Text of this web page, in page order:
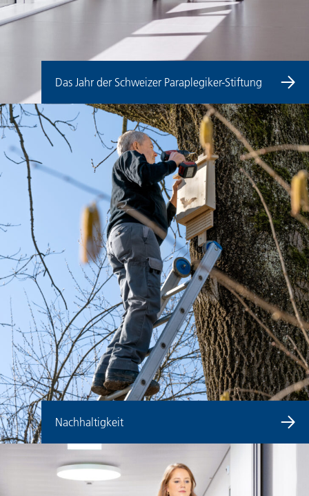
Das Jahr der Schweizer Paraplegiker-Stiftung
Nachhaltigkeit